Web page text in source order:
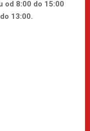
od 8:00 do 15:00
13:00.